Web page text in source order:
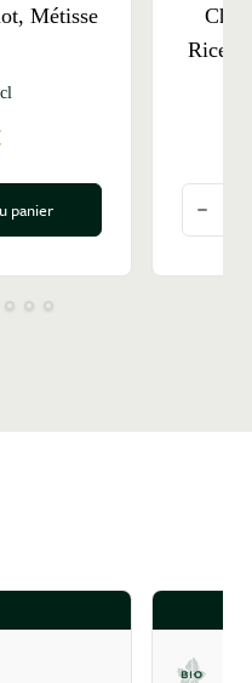
Métisse
panier